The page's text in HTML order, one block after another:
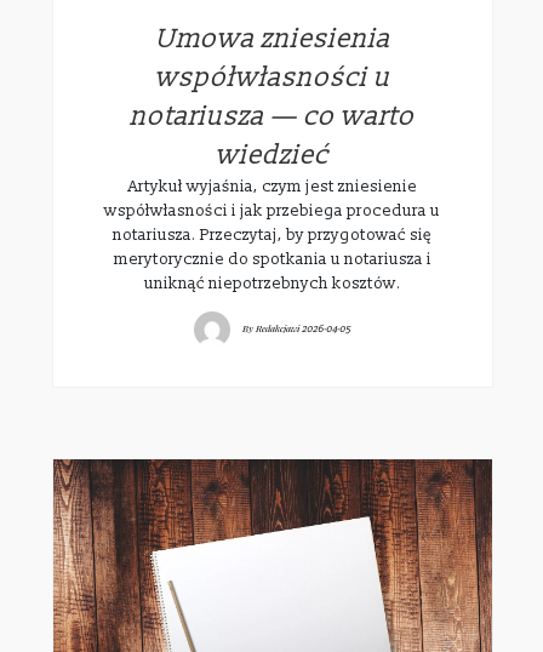
Umowa zniesienia
współwłasności u
notariusza — co warto
wiedzieć
Artykuł wyjaśnia, czym jest zniesienie
współwłasności i jak przebiega procedura u
notariusza. Przeczytaj, by przygotować się
merytorycznie do spotkania u notariusza i
uniknąć niepotrzebnych kosztów.
ByRedakcjawi 2026-04-05